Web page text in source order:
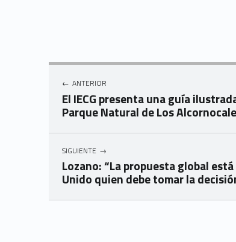
ANTERIOR
El IECG presenta una guía
Parque Natural de Los
SIGUIENTE
Lozano: “La propuesta global
Unido quien debe tomar la